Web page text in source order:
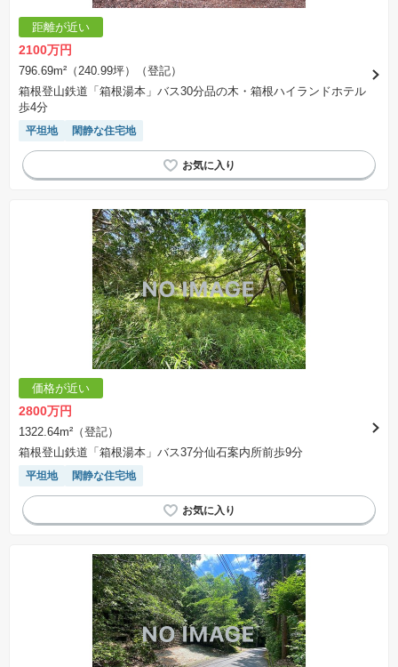
距離が近い
2100万円
796.69m²（240.99坪）（登記）
箱根登山鉄道「箱根湯本」バス30分品の木・箱根ハイランドホテル
歩4分
平坦地 閑静な住宅地
価格が近い
2800万円
1322.64m²（登記）
箱根登山鉄道「箱根湯本」バス37分仙石案内所前歩9分
平坦地 閑静な住宅地